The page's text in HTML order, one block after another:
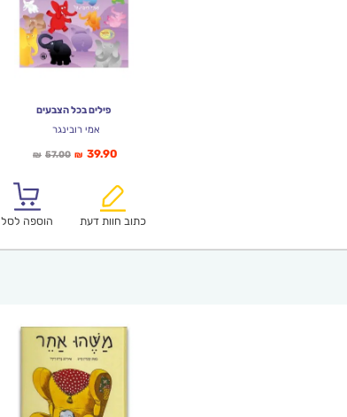
פילים בכל הצבעים
אמי רובינגר
₪ 57.00המחיר
₪57.00.
₪ 39.90
הוא:
כתוב חוות דעת
הוספה לסל